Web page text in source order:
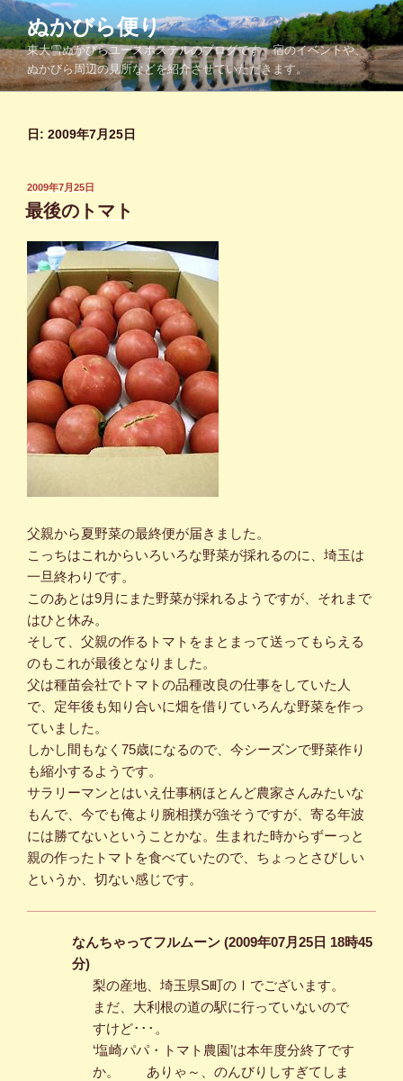
コ
ン
テ
ン
ツ
ぬかびら便り
東大雪ぬかびらユースホステルのブログです。宿のイベントや、
ぬかびら周辺の見所などを紹介させていただきます。
日: 2009年7月25日
投
稿
日:
2009年7月25日
最後のトマト
父親から夏野菜の最終便が届きました。
こっちはこれからいろいろな野菜が採れるのに、埼玉は
一旦終わりです。
このあとは9月にまた野菜が採れるようですが、それまで
はひと休み。
そして、父親の作るトマトをまとまって送ってもらえる
のもこれが最後となりました。
父は種苗会社でトマトの品種改良の仕事をしていた人
で、定年後も知り合いに畑を借りていろんな野菜を作っ
ていました。
しかし間もなく75歳になるので、今シーズンで野菜作り
も縮小するようです。
サラリーマンとはいえ仕事柄ほとんど農家さんみたいな
もんで、今でも俺より腕相撲が強そうですが、寄る年波
には勝てないということかな。生まれた時からずーっと
親の作ったトマトを食べていたので、ちょっとさびしい
というか、切ない感じです。
なんちゃってフルムーン (2009年07月25日 18時45
分)
梨の産地、埼玉県S町のⅠでございます。
まだ、大利根の道の駅に行っていないので
すけど･･･。
‘塩崎パパ・トマト農園’は本年度分終了です
か。 ありゃ～、のんびりしすぎてしま